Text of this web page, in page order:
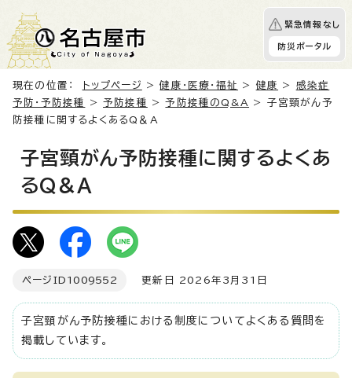
緊急情報なし
防災ポータル
現在の位置： トップページ >健康・医療・福祉 > 健康 > 感染症
予防・予防接種
>予防接種 >予防接種のQ&A
> 子宮頸がん予
防接種に関するよくあるQ＆A
子宮頸がん予防接種に関するよくあ
るQ＆A
ページID 1009552 更新日 2026年3月31日
子宮頸がん予防接種における制度についてよくある質問を
掲載しています。